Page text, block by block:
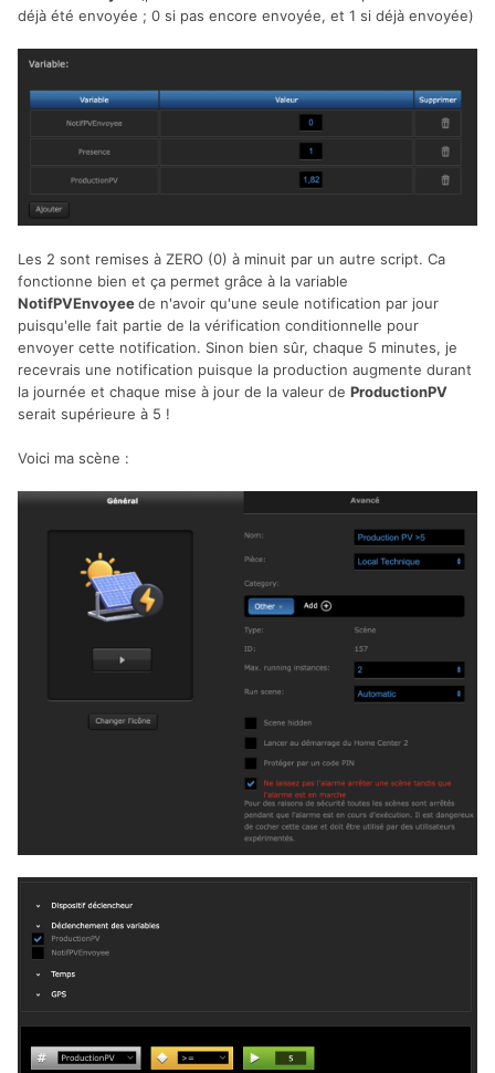
déjà été envoyée ; 0 si pas encore envoyée, et 1 si déjà envoyée)
Les 2 sont remises à ZERO (0) à minuit par un autre script. Ca
fonctionne bien et ça permet grâce à la variable
NotifPVEnvoyeede n'avoir qu'une seule notification par jour
puisqu'elle fait partie de la vérification conditionnelle pour
envoyer cette notification. Sinon bien sûr, chaque 5 minutes, je
recevrais une notification puisque la production augmente durant
la journée et chaque mise à jour de la valeur de ProductionPV
serait supérieure à 5 !
Voici ma scène :